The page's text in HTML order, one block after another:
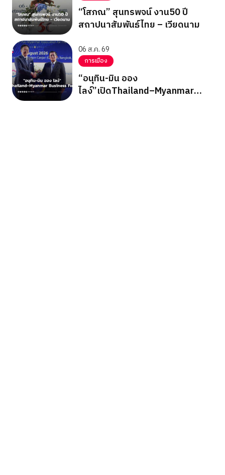
“โสภณ” สุนทรพจน์ งาน50 ปี
สถาปนาสัมพันธ์ไทย – เวียดนาม
06 ส.ค. 69
การเมือง
“อนุทิน-มิน ออง
ไลง์”เปิดThailand–Myanmar